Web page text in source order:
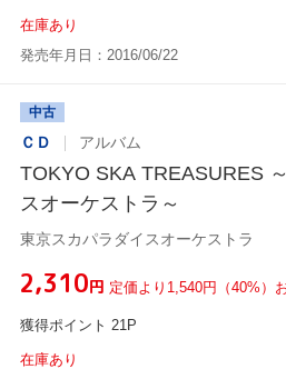
在庫あり
発売年月日：2016/06/22
中古
ＣＤ アルバム
TOKYO SKA TREASURES
スオーケストラ～
東京スカパラダイスオーケストラ
¥2,310円 定価より1,540円（40%）
獲得ポイント 21P
在庫あり